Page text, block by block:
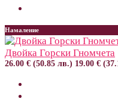
Намаление
Двойка Горски Гномчета
26.00 € (50.85 лв.) 19.00 €